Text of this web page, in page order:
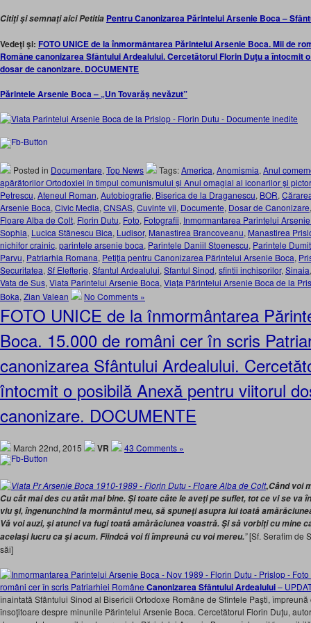
Citiţi şi semnaţi aici Petitia Pentru Canonizarea Părintelui Arsenie Boca –
Vedeţi şi: FOTO UNICE de la înmormântarea Părintelui Arsenie Boca. Mii de
Române canonizarea Sfântului Ardealului. Cercetătorul Florin Duţu a întocmit
dosar de canonizare. DOCUMENTE
Părintele Arsenie Boca – „Un Tovarăş nevăzut”
Posted in Documentare, Top News Tags:America, Anomismia, Anul
apărătorilor Ortodoxiei în timpul comunismului și Anul omagial al iconarilor şi
Petrescu, Ateneul Roman, Autobiografie, Biserica de la Draganescu, BOR,
Arsenie Boca, Civic Media, CNSAS, Cuvinte vii, Documente, Dosar de Canonizare
Floare Alba de Colt, Florin Dutu, Foto, Fotografii, Inmormantarea Parintelui
Sophia, Lucica Stănescu Bica, Ludisor, Manastirea Brancoveanu, Manastirea
nichifor crainic, parintele arsenie boca, Parintele Daniil Stoenescu, Parintele
Parvu, Patriarhia Romana, Petiţia pentru Canonizarea Părintelui Arsenie Boca,
Securitatea, Sf Elefterie, Sfantul Ardealului, Sfantul Sinod, sfintii inchisorilor, Sinaia
Vata de Sus, Viata Parintelui Arsenie Boca, Viața Părintelui Arsenie Boca de la
Boka, Zian Valean No Comments »
FOTO UNICE de la înmormântarea
Boca. 15.000 de români cer în scris
canonizarea Sfântului Ardealului.
întocmit o posibilă Anexă pentru viitorul
canonizare. DOCUMENTE
March 22nd, 2015 VR 43 Comments »
„Când voi
Cu cât mai des cu atât mai bine. Şi toate câte le aveţi pe suflet, tot ce vi se va
viu şi, îngenunchind la mormântul meu, să spuneţi asupra lui toată
Vă voi auzi, şi atunci va fugi toată amărăciunea voastră. Şi să vorbiţi cu mine
acelaşi lucru ca şi acum. Fiindcă voi fi împreună cu voi mereu.”[Sf. Serafim de
săi]
români cer în scris Patriarhiei Române Canonizarea Sfântului Ardealului–
înaintată Sfântului Sinod al Bisericii Ortodoxe Române de Sfintele Paşti,
însoţitoare despre minunile Părintelui Arsenie Boca. Cercetătorul Florin Duţu,